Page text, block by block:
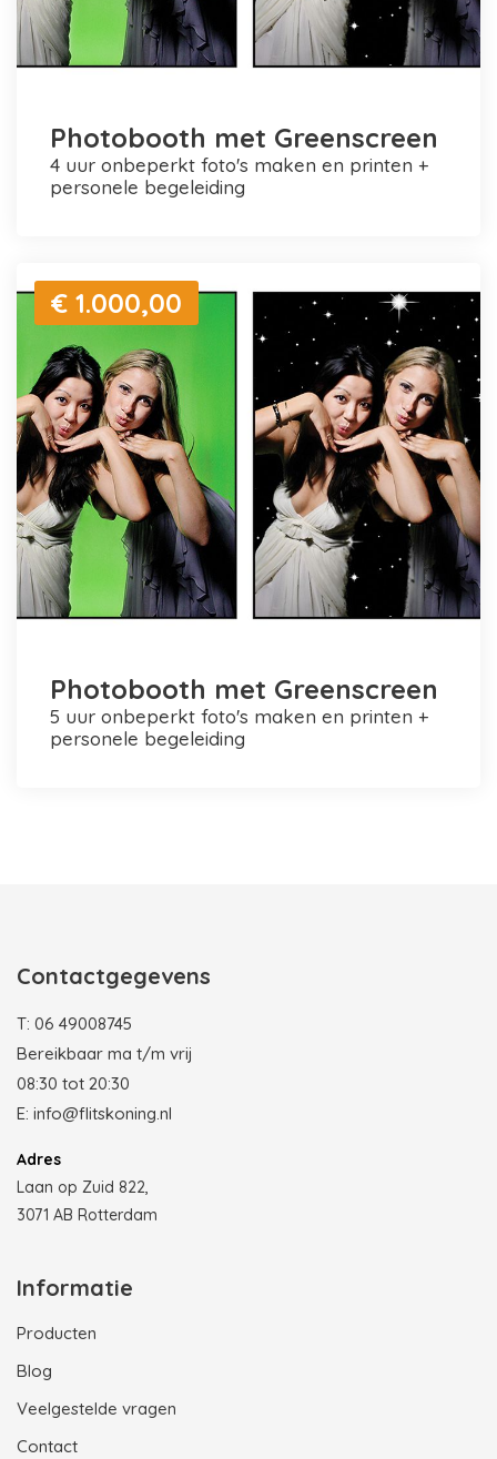
Photobooth met Greenscreen
4 uur onbeperkt foto's maken en printen +
personele begeleiding
€ 1.000,00
Photobooth met Greenscreen
5 uur onbeperkt foto's maken en printen +
personele begeleiding
Contactgegevens
T: 06 49008745
Bereikbaar ma t/m vrij
08:30 tot 20:30
E: info@flitskoning.nl
Adres
Laan op Zuid 822,
3071 AB Rotterdam
Informatie
Producten
Blog
Veelgestelde vragen
Contact